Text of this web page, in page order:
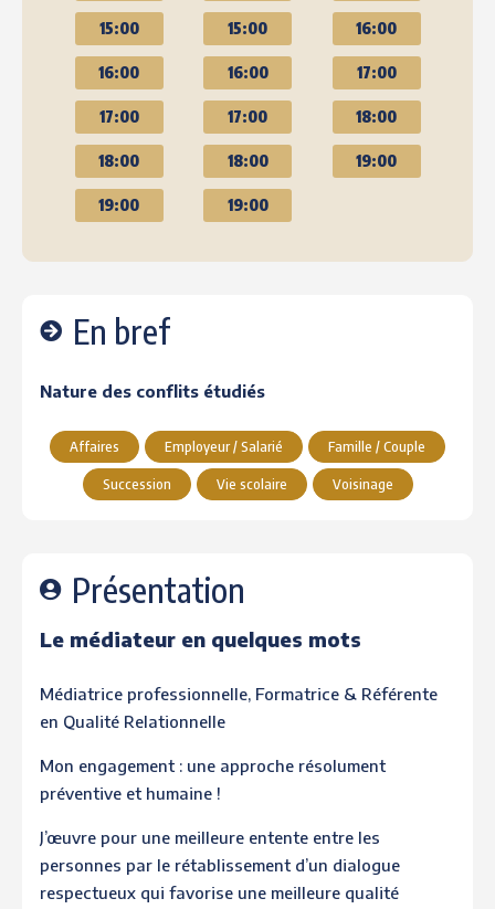
15:00
16:00
17:00
18:00
19:00
15:00
16:00
17:00
18:00
19:00
16:00
17:00
18:00
19:00
En bref
Nature des conflits étudiés
Affaires Employeur / Salarié Famille / Couple
Succession Vie scolaire Voisinage
Présentation
Le médiateur en quelques mots
Médiatrice professionnelle, Formatrice & Référente
en Qualité Relationnelle
Mon engagement : une approche résolument
préventive et humaine !
J’œuvre pour une meilleure entente entre les
personnes par le rétablissement d’un dialogue
respectueux qui favorise une meilleure qualité